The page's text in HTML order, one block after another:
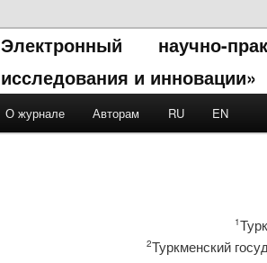
Электронный научно-
исследования и инновации»
Skip to primary content
Skip to secondary content
О журнале Авторам RU EN
1
2Туркменский